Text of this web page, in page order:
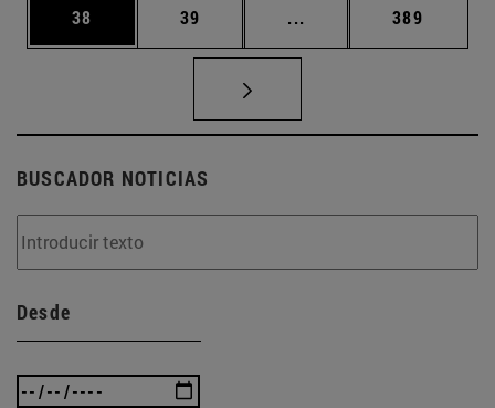
Página
38 Página
39 ... Páginas intermedias
Página
389
BUSCADOR NOTICIAS
Desde